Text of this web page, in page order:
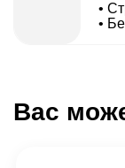
•
•
Вас